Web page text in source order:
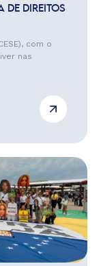
DE DIREITOS
com o
nas